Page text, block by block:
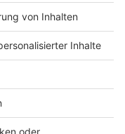
Anmeldung in